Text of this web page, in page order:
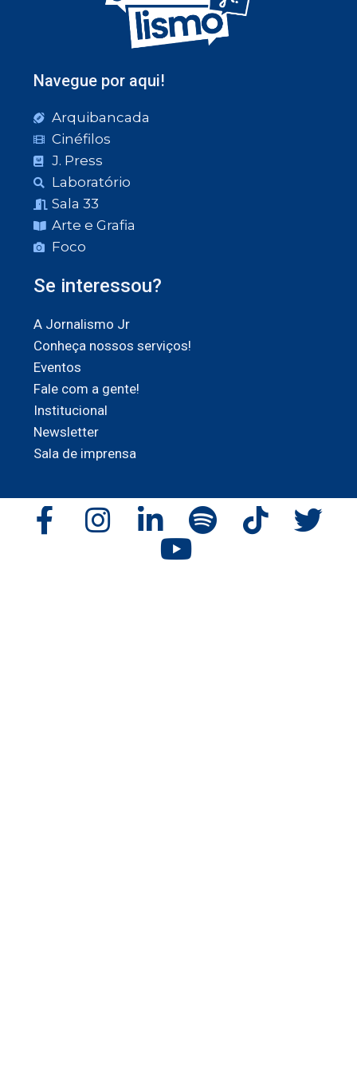
Navegue por aqui!
Arquibancada
Cinéfilos
J. Press
Laboratório
Sala 33
Arte e Grafia
Foco
Se interessou?
A Jornalismo Jr
Conheça nossos serviços!
Eventos
Fale com a gente!
Institucional
Newsletter
Sala de imprensa